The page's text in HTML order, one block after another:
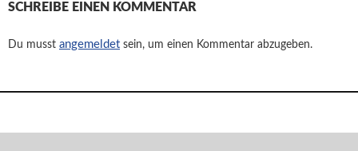
SCHREIBE EINEN KOMMENTAR
Du musst angemeldet sein, um einen Kommentar abzugeben.